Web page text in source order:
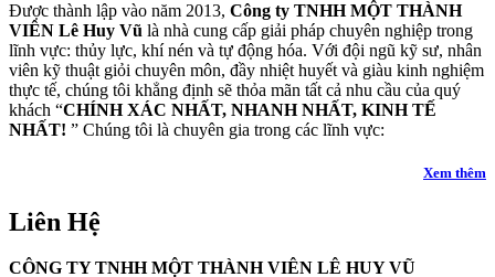
Được thành lập vào năm 2013, Công ty TNHH MỘT THÀNH
VIÊN Lê Huy Vũ là nhà cung cấp giải pháp chuyên nghiệp trong
lĩnh vực: thủy lực, khí nén và tự động hóa. Với đội ngũ kỹ sư, nhân
viên kỹ thuật giỏi chuyên môn, đầy nhiệt huyết và giàu kinh nghiệm
thực tế, chúng tôi khẳng định sẽ thỏa mãn tất cả nhu cầu của quý
khách “CHÍNH XÁC NHẤT, NHANH NHẤT, KINH TẾ
NHẤT! ” Chúng tôi là chuyên gia trong các lĩnh vực:
Xem thêm
Liên Hệ
CÔNG TY TNHH MỘT THÀNH VIÊN LÊ HUY VŨ